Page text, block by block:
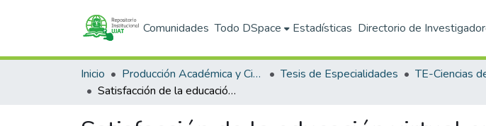
Comunidades Todo DSpace Estadísticas Directorio de
Inicio Producción Académica y Científica Tesis de Especialidades
Satisfacción de la educación virtual en estudiantes de posgrado de ortodoncia UJAT durante emergencia sanitaria por COVID-19.